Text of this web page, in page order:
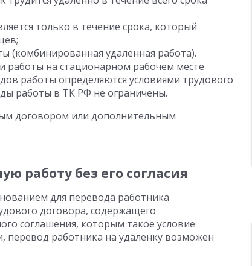
только в течение срока, который
(комбинированная удаленная работа).
работы на стационарном рабочем месте
работы определяются условиями трудового
работы в ТК РФ не ограничены.
договором или дополнительным
работу без его согласия
для перевода работника
договора, содержащего
соглашения, которым такое условие
перевод работника на удаленку возможен